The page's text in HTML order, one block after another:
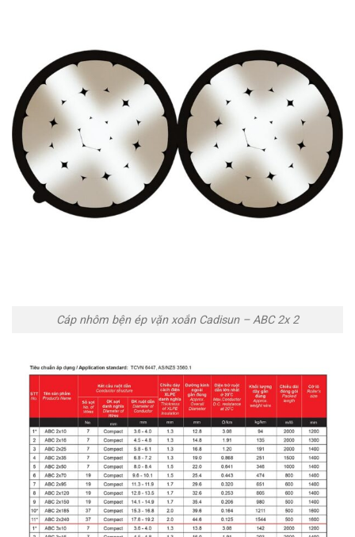
Cáp nhôm bện ép vặn xoắn Cadisun – ABC 2x 2